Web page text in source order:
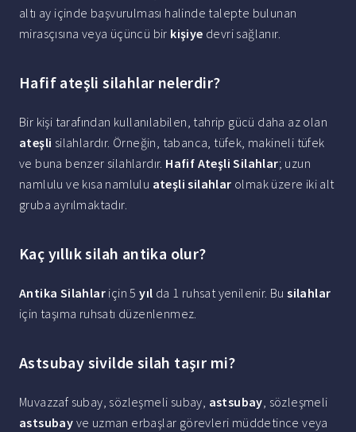
altı ay içinde başvurulması halinde talepte bulunan
mirasçısına veya üçüncü bir kişiye devri sağlanır.
Hafif ateşli silahlar nelerdir?
Bir kişi tarafından kullanılabilen, tahrip gücü daha az olan
ateşli silahlardır. Örneğin, tabanca, tüfek, makineli tüfek
ve buna benzer silahlardır. Hafif Ateşli Silahlar; uzun
namlulu ve kısa namlulu ateşli silahlar olmak üzere iki alt
gruba ayrılmaktadır.
Kaç yıllık silah antika olur?
Antika Silahlar için 5yıl da 1 ruhsat yenilenir. Busilahlar
için taşıma ruhsatı düzenlenmez.
Astsubay sivilde silah taşır mi?
Muvazzaf subay, sözleşmeli subay, astsubay, sözleşmeli
astsubay ve uzman erbaşlar görevleri müddetince veya